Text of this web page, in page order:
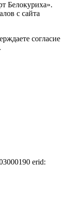
Белокуриха».
с сайта
согласие
erid: